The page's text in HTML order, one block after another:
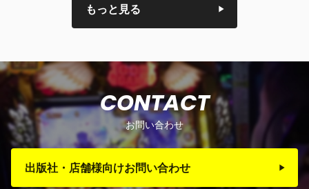
もっと見る
お問い合わせ
CONTACT
出版社・店舗様向けお問い合わせ